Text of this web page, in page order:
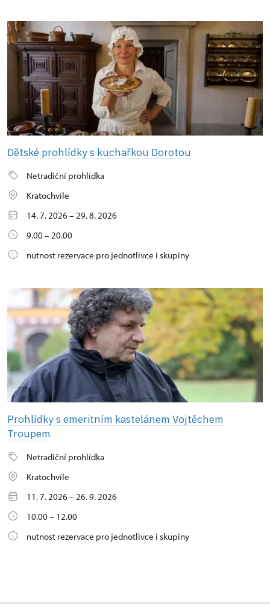
Dětské prohlídky s kuchařkou Dorotou
Netradiční prohlídka
Kratochvíle
14. 7. 2026 – 29. 8. 2026
9.00 – 20.00
nutnost rezervace pro jednotlivce i skupiny
Prohlídky s emeritním kastelánem Vojtěchem
Troupem
Netradiční prohlídka
Kratochvíle
11. 7. 2026 – 26. 9. 2026
10.00 – 12.00
nutnost rezervace pro jednotlivce i skupiny